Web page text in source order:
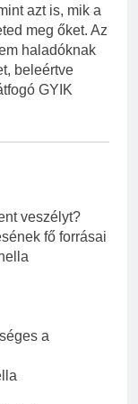
azt is, mik a
meg őket. Az
haladóknak
beleértve
GYIK
veszélyt?
fő forrásai
a